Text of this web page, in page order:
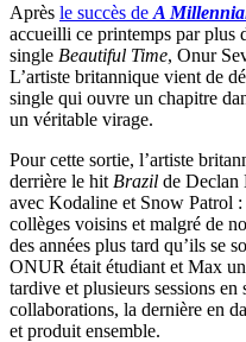
Après le succès de A
accueilli ce printemps par plus
single Beautiful Time, Onur
L’artiste britannique vient de
single qui ouvre un chapitre
un véritable virage.
Pour cette sortie, l’artiste
derrière le hit Brazil de Declan
avec Kodaline et Snow Patrol
collèges voisins et malgré de
des années plus tard qu’ils se
ONUR était étudiant et Max
tardive et plusieurs sessions
collaborations, la dernière en
et produit ensemble.